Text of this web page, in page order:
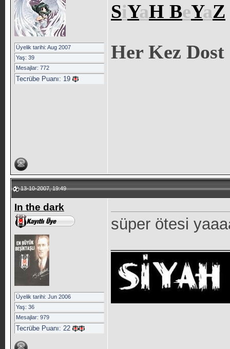
Üyelik tarihi: Aug 2007
Yaş: 39
Mesajlar: 772
Tecrübe Puanı: 19
SiYaH BeYaZ
Her Kez Dost
13-10-2007, 19:49
In the dark
Üyelik tarihi: Jun 2006
Yaş: 36
Mesajlar: 979
Tecrübe Puanı: 22
süper ötesi